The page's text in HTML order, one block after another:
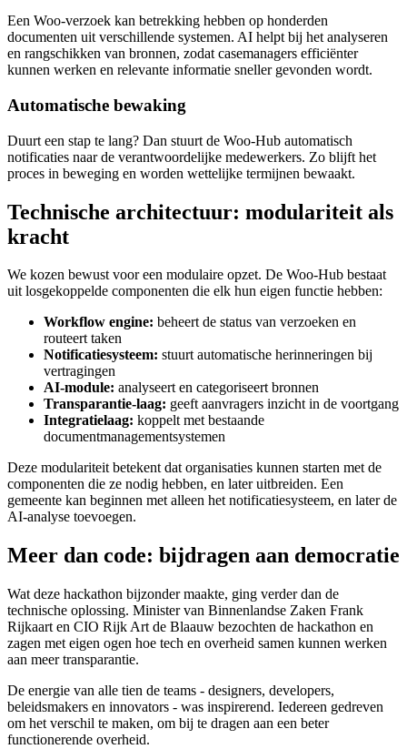
Een Woo-verzoek kan betrekking hebben op honderden
documenten uit verschillende systemen. AI helpt bij het analyseren
en rangschikken van bronnen, zodat casemanagers efficiënter
kunnen werken en relevante informatie sneller gevonden wordt.
Automatische bewaking
Duurt een stap te lang? Dan stuurt de Woo-Hub automatisch
notificaties naar de verantwoordelijke medewerkers. Zo blijft het
proces in beweging en worden wettelijke termijnen bewaakt.
Technische architectuur: modulariteit als
kracht
We kozen bewust voor een modulaire opzet. De Woo-Hub bestaat
uit losgekoppelde componenten die elk hun eigen functie hebben:
Workflow engine: beheert de status van verzoeken en
routeert taken
Notificatiesysteem: stuurt automatische herinneringen bij
vertragingen
AI-module: analyseert en categoriseert bronnen
Transparantie-laag: geeft aanvragers inzicht in de voortgang
Integratielaag: koppelt met bestaande
documentmanagementsystemen
Deze modulariteit betekent dat organisaties kunnen starten met de
componenten die ze nodig hebben, en later uitbreiden. Een
gemeente kan beginnen met alleen het notificatiesysteem, en later de
AI-analyse toevoegen.
Meer dan code: bijdragen aan democratie
Wat deze hackathon bijzonder maakte, ging verder dan de
technische oplossing. Minister van Binnenlandse Zaken Frank
Rijkaart en CIO Rijk Art de Blaauw bezochten de hackathon en
zagen met eigen ogen hoe tech en overheid samen kunnen werken
aan meer transparantie.
De energie van alle tien de teams - designers, developers,
beleidsmakers en innovators - was inspirerend. Iedereen gedreven
om het verschil te maken, om bij te dragen aan een beter
functionerende overheid.